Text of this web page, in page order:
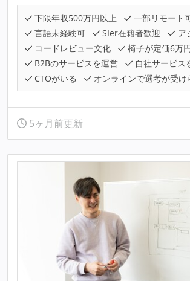
下限年収500万円以上
一部リモート
言語未経験可
SIer在籍者歓迎
ア
コードレビュー文化
椅子が定価6万
B2Bのサービスを運営
自社サービス
CTOがいる
オンラインで選考が受け
5ヶ月前更新